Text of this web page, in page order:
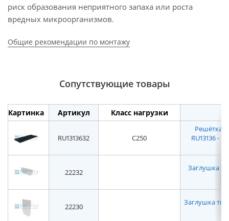
риск образования неприятного запаха или роста
вредных микроорганизмов.
Общие рекомендации по монтажу
Сопутствующие товары
Картинка Артикул Класс нагрузки
RU1313632 C250
Решётка
RU13136 -
22232 Заглушка
22230 Заглушка